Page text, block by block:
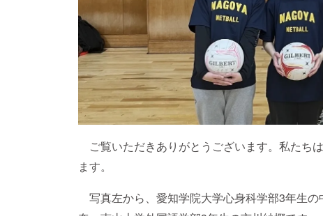
ご覧いただきありがとうございます。私たち
ます。
写真左から、愛知学院大学心身科学部3年生